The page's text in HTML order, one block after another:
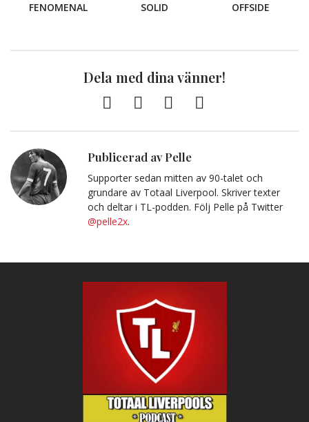
FENOMENAL SOLID OFFSIDE
Dela med dina vänner!
FacebookTwitter
Kopiera
till
Publicerad av Pelle
Supporter sedan mitten av 90-talet och
grundare av Totaal Liverpool. Skriver texter
och deltar i TL-podden. Följ Pelle på Twitter
@pelle2x.